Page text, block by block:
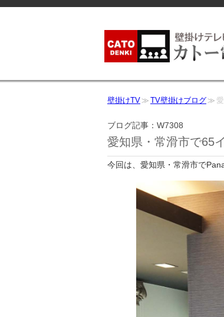
壁掛けTV TV壁掛けブログ
ブログ記事：W7308
愛知県・常滑市で65
今回は、愛知県・常滑市で